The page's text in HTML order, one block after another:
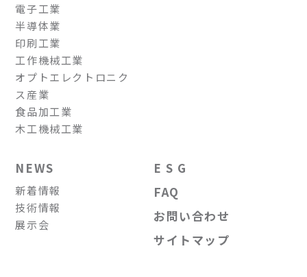
電子工業
半導体業
印刷工業
工作機械工業
オプトエレクトロニク
ス産業
食品加工業
木工機械工業
NEWS
新着情報
技術情報
展示会
E S G
FAQ
お問い合わせ
サイトマップ